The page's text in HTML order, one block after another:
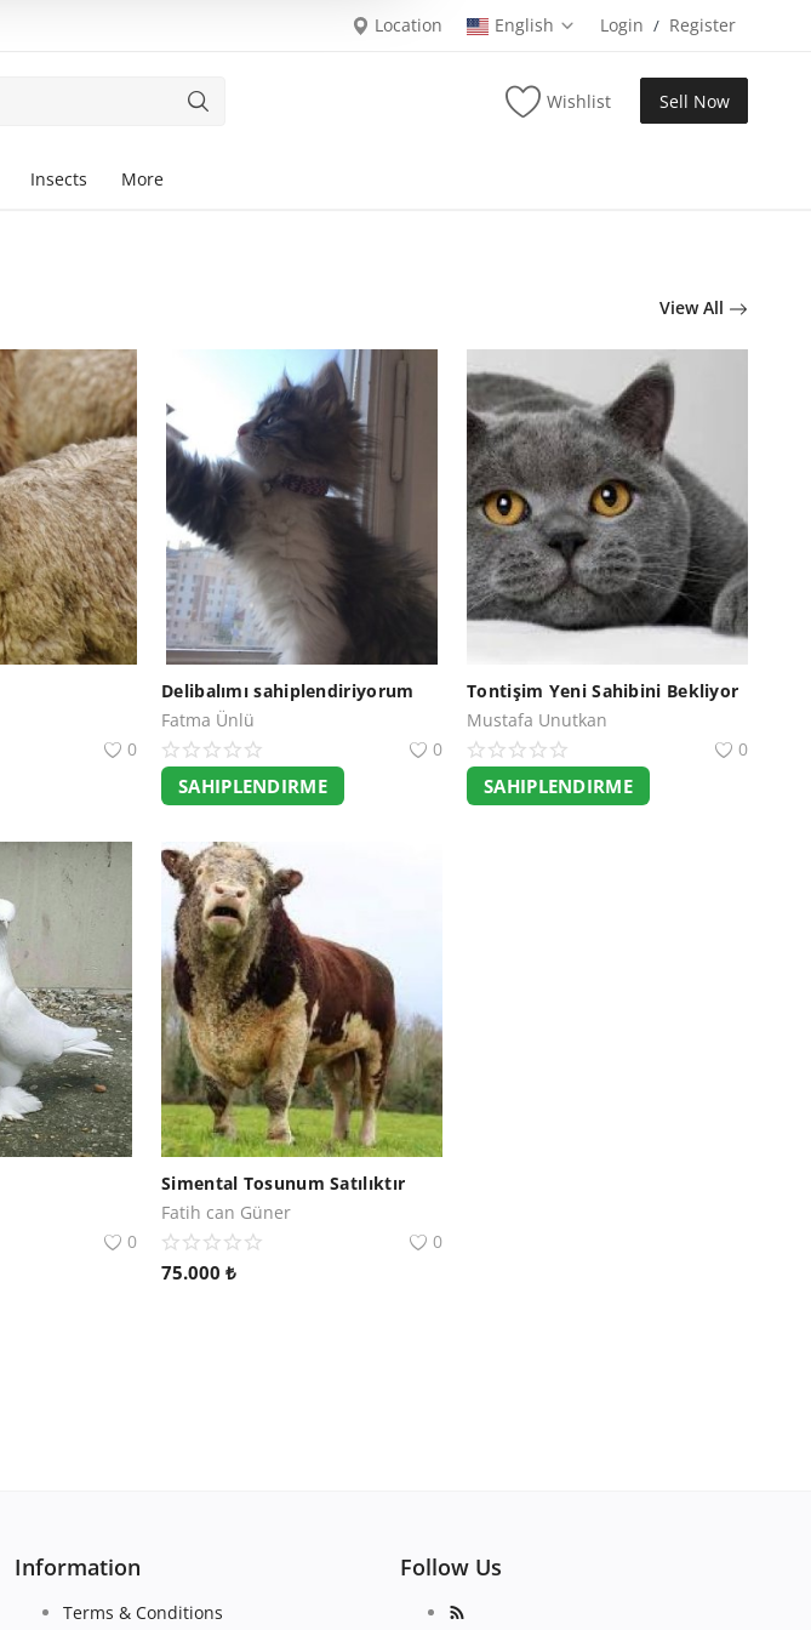
Location English Login / Register
Wishlist Sell Now
Insects More
View All
0
Delibalımı sahiplendiriyorum
Fatma Ünlü
0
SAHIPLENDIRME
Tontişim Yeni Sahibini Bekliyor
Mustafa Unutkan
0
SAHIPLENDIRME
0
Simental Tosunum Satılıktır
Fatih can Güner
0
75.000 ₺
Information
Terms & Conditions
Follow Us